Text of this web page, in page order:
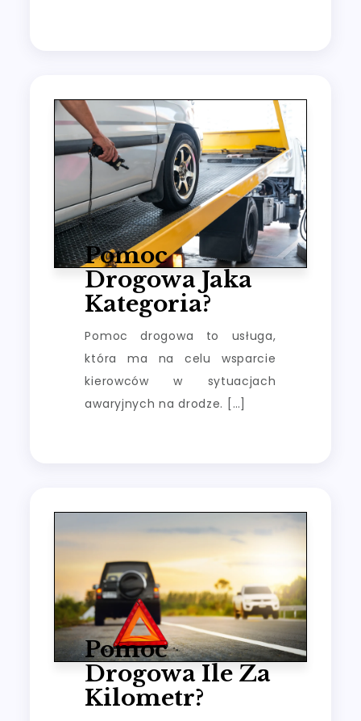
Pomoc
Drogowa Jaka
Kategoria?
Pomoc drogowa to usługa,
która ma na celu wsparcie
kierowców w sytuacjach
awaryjnych na drodze. […]
Pomoc
Drogowa Ile Za
Kilometr?